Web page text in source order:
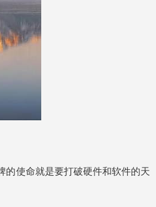
的使命就是要打破硬件和软件的天